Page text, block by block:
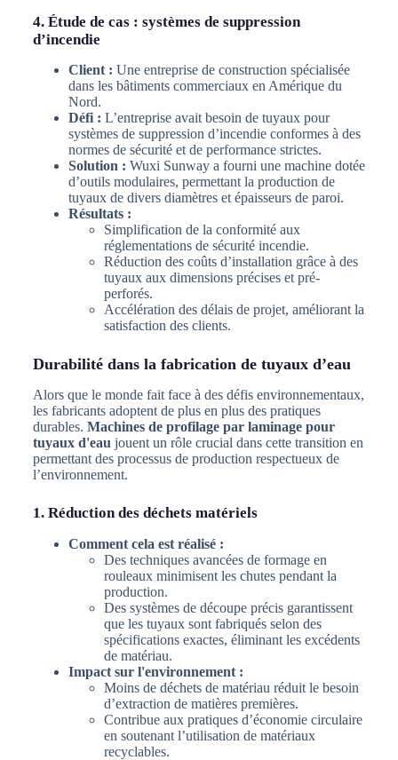
4. Étude de cas : systèmes de suppression
d’incendie
Client : Une entreprise de construction spécialisée
dans les bâtiments commerciaux en Amérique du
Nord.
Défi : L’entreprise avait besoin de tuyaux pour
systèmes de suppression d’incendie conformes à des
normes de sécurité et de performance strictes.
Solution : Wuxi Sunway a fourni une machine dotée
d’outils modulaires, permettant la production de
tuyaux de divers diamètres et épaisseurs de paroi.
Résultats :
Simplification de la conformité aux
réglementations de sécurité incendie.
Réduction des coûts d’installation grâce à des
tuyaux aux dimensions précises et pré-
perforés.
Accélération des délais de projet, améliorant la
satisfaction des clients.
Durabilité dans la fabrication de tuyaux d’eau
Alors que le monde fait face à des défis environnementaux,
les fabricants adoptent de plus en plus des pratiques
durables. Machines de profilage par laminage pour
tuyaux d'eaujouent un rôle crucial dans cette transition en
permettant des processus de production respectueux de
l’environnement.
1. Réduction des déchets matériels
Comment cela est réalisé :
Des techniques avancées de formage en
rouleaux minimisent les chutes pendant la
production.
Des systèmes de découpe précis garantissent
que les tuyaux sont fabriqués selon des
spécifications exactes, éliminant les excédents
de matériau.
Impact sur l'environnement :
Moins de déchets de matériau réduit le besoin
d’extraction de matières premières.
Contribue aux pratiques d’économie circulaire
en soutenant l’utilisation de matériaux
recyclables.